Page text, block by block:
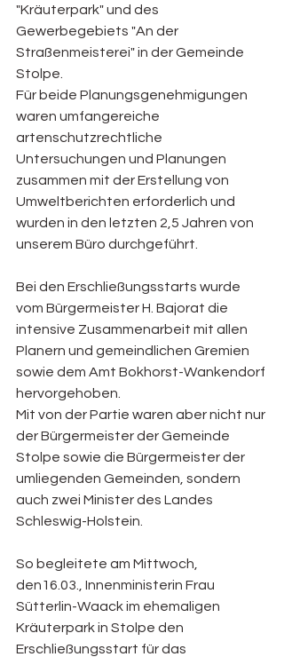
"Kräuterpark" und des
Gewerbegebiets "An der
Straßenmeisterei" in der Gemeinde
Stolpe.
Für beide Planungsgenehmigungen
waren umfangereiche
artenschutzrechtliche
Untersuchungen und Planungen
zusammen mit der Erstellung von
Umweltberichten erforderlich und
wurden in den letzten 2,5 Jahren von
unserem Büro durchgeführt.
Bei den Erschließungsstarts wurde
vom Bürgermeister H. Bajorat die
intensive Zusammenarbeit mit allen
Planern und gemeindlichen Gremien
sowie dem Amt Bokhorst-Wankendorf
hervorgehoben.
Mit von der Partie waren aber nicht nur
der Bürgermeister der Gemeinde
Stolpe sowie die Bürgermeister der
umliegenden Gemeinden, sondern
auch zwei Minister des Landes
Schleswig-Holstein.
So begleitete am Mittwoch,
den16.03., Innenministerin Frau
Sütterlin-Waack im ehemaligen
Kräuterpark in Stolpe den
Erschließungsstart für das